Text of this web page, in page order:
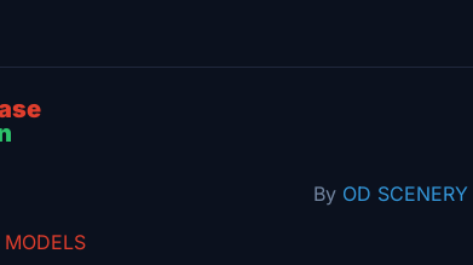
OD SCENERY